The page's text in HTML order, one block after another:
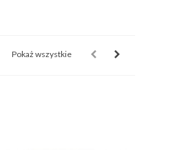
Pokaż wszystkie